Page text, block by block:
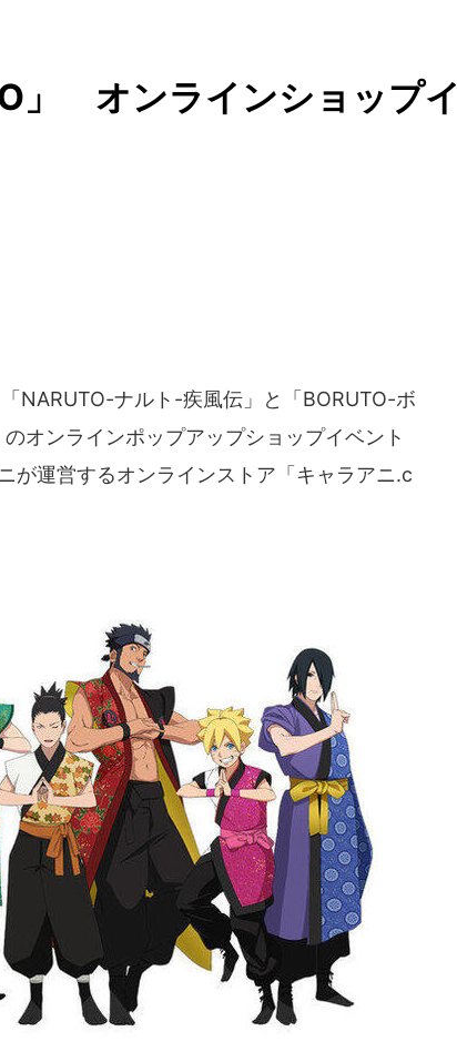
」 オンラインショップイ
「NARUTO-ナルト-疾風伝」と「BORUTO-ボ
オンラインポップアップショップイベント
が運営するオンラインストア「キャラアニ.c